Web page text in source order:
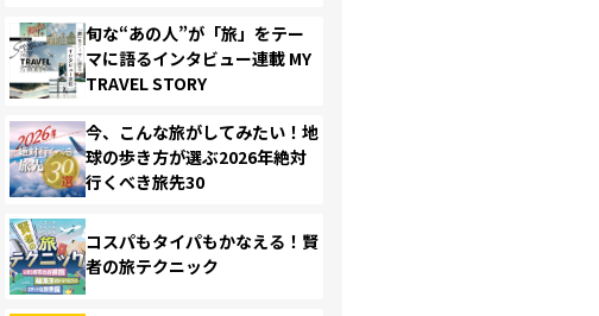
旬な“あの人”が「旅」をテー
マに語るインタビュー連載 MY
TRAVEL STORY
今、こんな旅がしてみたい！地
球の歩き方が選ぶ2026年絶対
行くべき旅先30
コスパもタイパもかなえる！賢
者の旅テクニック